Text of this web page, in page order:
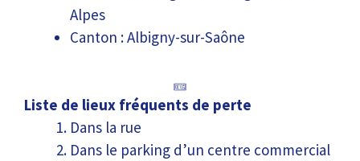
Alpes
Canton : Albigny-sur-Saône
Liste de lieux fréquents de perte
Dans la rue
Dans le parking d’un centre commercial